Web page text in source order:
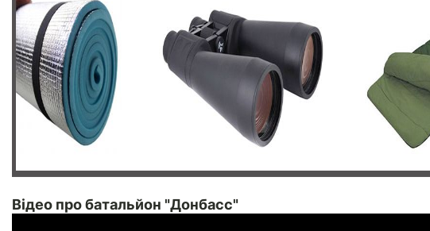
Відео про батальйон "Донбасс"